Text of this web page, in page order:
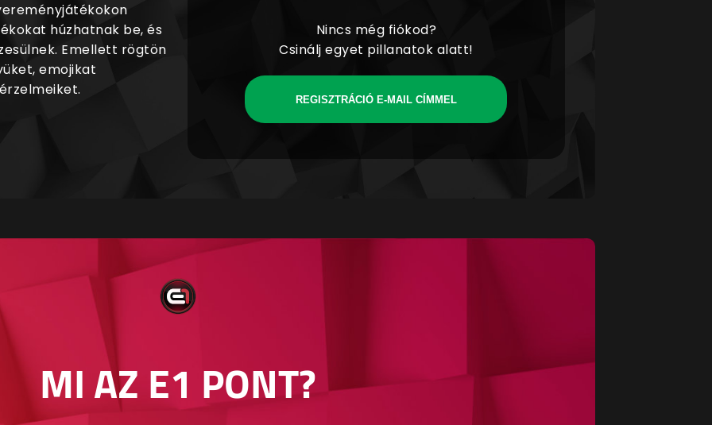
húzhatnak be, és
Emellett rögtön
emojikat
Nincs még fiókod?
Csinálj egyet pillanatok alatt!
REGISZTRÁCIÓ E-MAIL CÍMMEL
MI AZ E1 PONT?